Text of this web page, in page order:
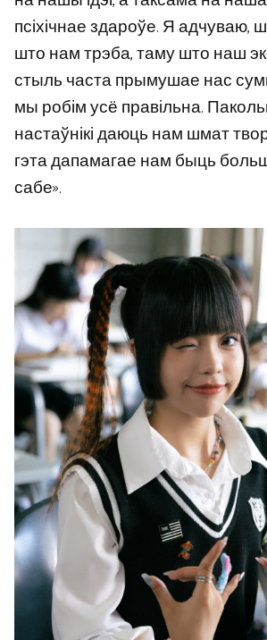
псіхічнае здароўе. Я адчуваю,
што нам трэба, таму што наш
стыль часта прымушае нас
мы робім усё правільна.
настаўнікі даюць нам шмат
гэта дапамагае нам быць
сабе».